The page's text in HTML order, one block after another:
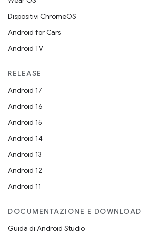
Dispositivi ChromeOS
Android for Cars
Android TV
RELEASE
Android 17
Android 16
Android 15
Android 14
Android 13
Android 12
Android 11
DOCUMENTAZIONE E DOWNLOAD
Guida di Android Studio